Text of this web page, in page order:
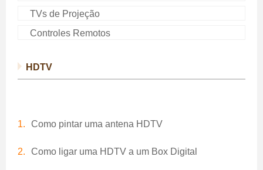
TVs de Projeção
Controles Remotos
HDTV
Como pintar uma antena HDTV
Como ligar uma HDTV a um Box Digital